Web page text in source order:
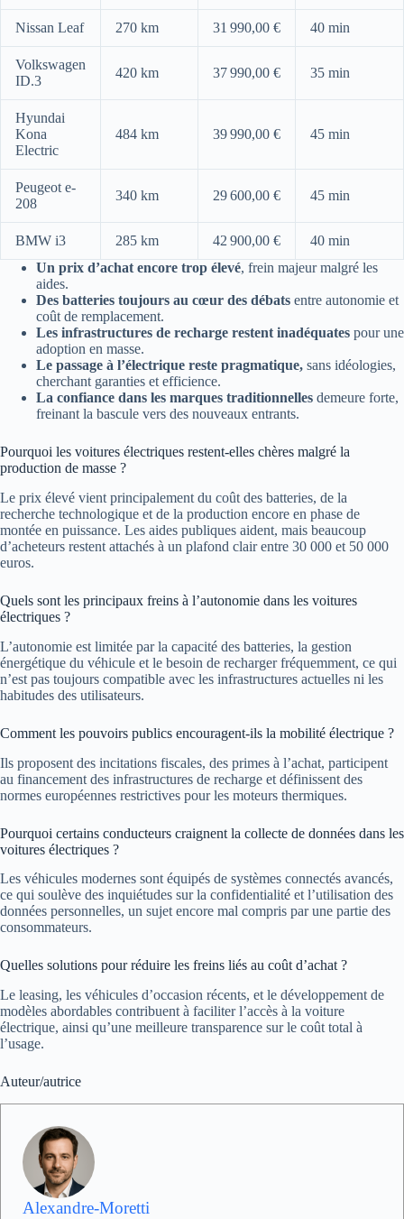
Nissan Leaf 270 km 31 990,00 € 40 min
Volkswagen
ID.3
420 km 37 990,00 € 35 min
Hyundai
Kona
Electric
484 km 39 990,00 € 45 min
Peugeot e-
208
340 km 29 600,00 € 45 min
BMW i3 285 km 42 900,00 €
40 min
Un prix d’achat encore trop élevé, frein majeur malgré les
aides.
Des batteries toujours au cœur des débats entre autonomie et
coût de remplacement.
Les infrastructures de recharge restent inadéquates pour une
adoption en masse.
Le passage à l’électrique reste pragmatique, sans idéologies,
cherchant garanties et efficience.
La confiance dans les marques traditionnelles demeure forte,
freinant la bascule vers des nouveaux entrants.
Pourquoi les voitures électriques restent-elles chères malgré la
production de masse ?
Le prix élevé vient principalement du coût des batteries, de la
recherche technologique et de la production encore en phase de
montée en puissance. Les aides publiques aident, mais beaucoup
d’acheteurs restent attachés à un plafond clair entre 30 000 et 50 000
euros.
Quels sont les principaux freins à l’autonomie dans les voitures
électriques ?
L’autonomie est limitée par la capacité des batteries, la gestion
énergétique du véhicule et le besoin de recharger fréquemment, ce qui
n’est pas toujours compatible avec les infrastructures actuelles ni les
habitudes des utilisateurs.
Comment les pouvoirs publics encouragent-ils la mobilité électrique ?
Ils proposent des incitations fiscales, des primes à l’achat, participent
au financement des infrastructures de recharge et définissent des
normes européennes restrictives pour les moteurs thermiques.
Pourquoi certains conducteurs craignent la collecte de données dans les
voitures électriques ?
Les véhicules modernes sont équipés de systèmes connectés avancés,
ce qui soulève des inquiétudes sur la confidentialité et l’utilisation des
données personnelles, un sujet encore mal compris par une partie des
consommateurs.
Quelles solutions pour réduire les freins liés au coût d’achat ?
Le leasing, les véhicules d’occasion récents, et le développement de
modèles abordables contribuent à faciliter l’accès à la voiture
électrique, ainsi qu’une meilleure transparence sur le coût total à
l’usage.
Auteur/autrice
Alexandre-Moretti